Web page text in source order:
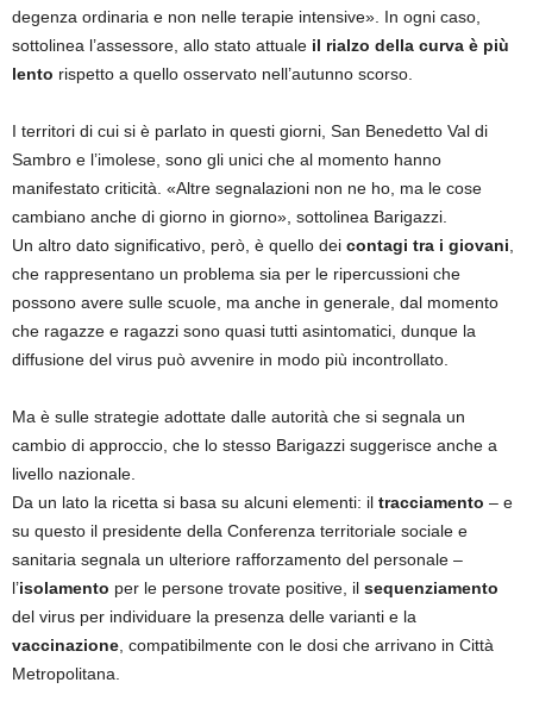
degenza ordinaria e non nelle terapie intensive». In ogni caso,
sottolinea l’assessore, allo stato attuale il rialzo della curva è più
lento rispetto a quello osservato nell’autunno scorso.
I territori di cui si è parlato in questi giorni, San Benedetto Val di
Sambro e l’imolese, sono gli unici che al momento hanno
manifestato criticità. «Altre segnalazioni non ne ho, ma le cose
cambiano anche di giorno in giorno», sottolinea Barigazzi.
Un altro dato significativo, però, è quello dei contagi tra i giovani,
che rappresentano un problema sia per le ripercussioni che
possono avere sulle scuole, ma anche in generale, dal momento
che ragazze e ragazzi sono quasi tutti asintomatici, dunque la
diffusione del virus può avvenire in modo più incontrollato.
Ma è sulle strategie adottate dalle autorità che si segnala un
cambio di approccio, che lo stesso Barigazzi suggerisce anche a
livello nazionale.
Da un lato la ricetta si basa su alcuni elementi: il tracciamento – e
su questo il presidente della Conferenza territoriale sociale e
sanitaria segnala un ulteriore rafforzamento del personale –
l’isolamento per le persone trovate positive, il sequenziamento
del virus per individuare la presenza delle varianti e la
vaccinazione, compatibilmente con le dosi che arrivano in Città
Metropolitana.